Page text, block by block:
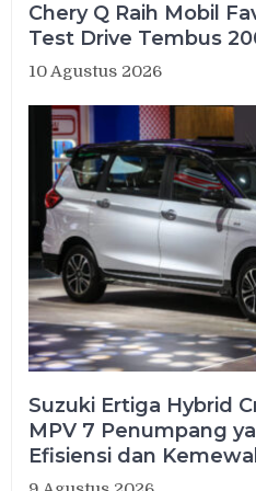
Chery Q Raih Mobil
Test Drive Tembus
10 Agustus 2026
Suzuki Ertiga Hybrid
MPV 7 Penumpang
Efisiensi dan